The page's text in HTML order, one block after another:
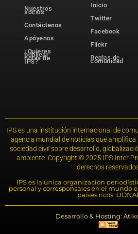
Nuestros
socios
Contáctenos
Apóyenos
¿Quieres
publicar
notas de
IPS?
Inicio
Twitter
Facebook
Flickr
Reglas de
comunidad
IPS es una institución internacional de
agencia mundial de noticias que amplifica
sociedad civil sobre desarrollo,
ambiente. Copyright © 2025 IPS-Inter
derechos
IPS es la única organización
personal y corresponsales en el mundo
países ricos.
Desarrollo & Hosting: